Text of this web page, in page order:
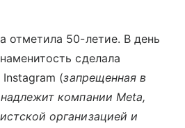
отметила 50-летие. В день
сделала
(запрещенная в
компании Meta,
организацией и